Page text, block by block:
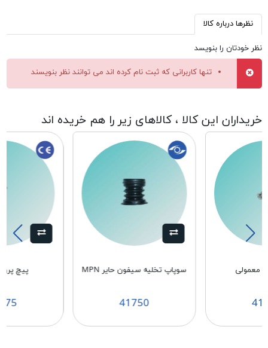
نظرها درباره کالا
نظر خودتان را بنویسد
تنها کاربرانی که ثبت نام کرده اند می توانند نظر بنویسند
خریداران این کالا ، کالاهای زیر را هم خریده اند
معمولی سوپاپ تخلیه سیفون حایر MPN
41750
پیچ